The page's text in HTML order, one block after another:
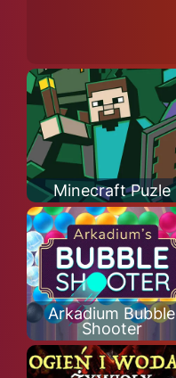
Minecraft Puzle
Arkadium Bubble
Shooter